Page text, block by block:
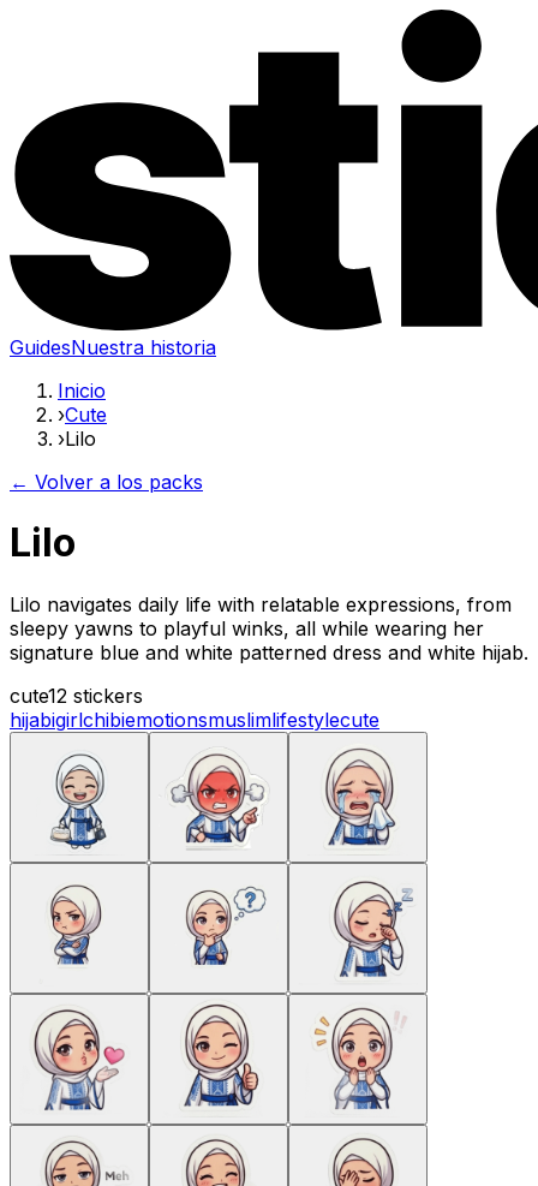
GuidesNuestra historia
Inicio
›Cute
›Lilo
← Volver a los packs
Lilo
Lilo navigates daily life with relatable expressions, from
sleepy yawns to playful winks, all while wearing her
signature blue and white patterned dress and white hijab.
cute12 stickers
hijabigirlchibiemotionsmuslimlifestylecute